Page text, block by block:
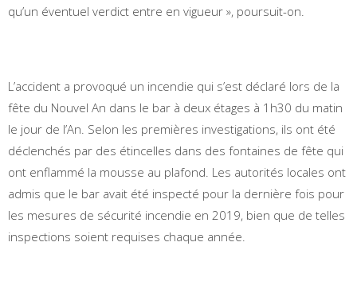
qu’un éventuel verdict entre en vigueur », poursuit-on.
L’accident a provoqué un incendie qui s’est déclaré lors de la
fête du Nouvel An dans le bar à deux étages à 1h30 du matin
le jour de l’An. Selon les premières investigations, ils ont été
déclenchés par des étincelles dans des fontaines de fête qui
ont enflammé la mousse au plafond. Les autorités locales ont
admis que le bar avait été inspecté pour la dernière fois pour
les mesures de sécurité incendie en 2019, bien que de telles
inspections soient requises chaque année.